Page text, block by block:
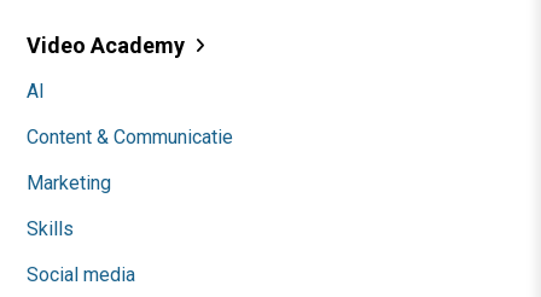
Video Academy
AI
Content & Communicatie
Marketing
Skills
Social media